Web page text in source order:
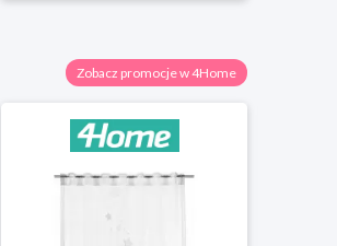
Zobacz promocje w 4Home